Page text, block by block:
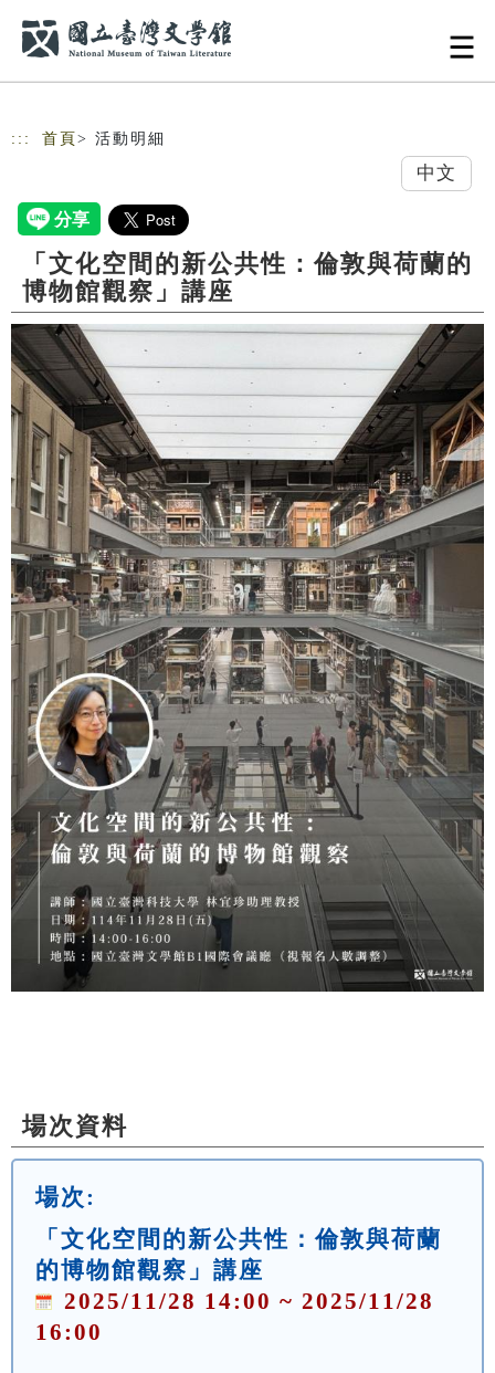
::: 首頁 > 活動明細
中文
「文化空間的新公共性：倫敦與荷蘭的
博物館觀察」講座
場次資料
場次:
「文化空間的新公共性：倫敦與荷蘭
的博物館觀察」講座
2025/11/28 14:00 ~ 2025/11/28
16:00